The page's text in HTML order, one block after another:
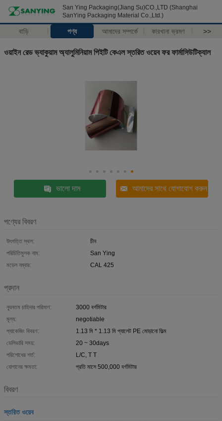
San Ying Packaging(Jiang Su)CO.,LTD (Shanghai
SanYing Packaging Material Co.,Ltd.)
বাড়ি পণ্য আমাদের সম্পর্কে কারখানা ভ্রমণ >>
ওয়াইন রেড ভ্যাকুয়াম অ্যালুমিনিয়াম পিইটি কেএল স্তরিত ওয়েব ফর ফার্মাসিউটিক্যাল
ভালো দাম আমাদের সাথে যোগাযোগ করুন
পণ্যের বিবরণ
উৎপত্তি স্থল:
চীন
পরিচিতিমুলক নাম:
San Ying
মডেল নম্বার:
CAL 425
প্রদান
ন্যূনতম চাহিদার পরিমাণ:
3000 বর্গমিটার
মূল্য:
negotiable
প্যাকেজিং বিবরণ:
1.13 মি * 1.13 মি প্যালেট PE মোড়ানো ফিল্ম
ডেলিভারি সময়:
20 ~ 30days
পরিশোধের শর্ত:
L/C, T T
যোগানের ক্ষমতা:
প্রতি মাসে 500,000 বর্গমিটার
বিবরণ
স্তরিত ওয়েব